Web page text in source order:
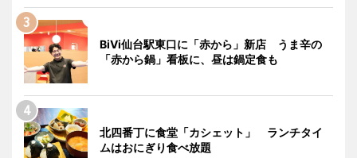
BiVi仙台駅東口に「赤から」新店 うま辛の
「赤から鍋」看板に、昼は鍋定食も
北四番丁に食堂「カシェット」 ランチタイ
ムはおにぎり食べ放題